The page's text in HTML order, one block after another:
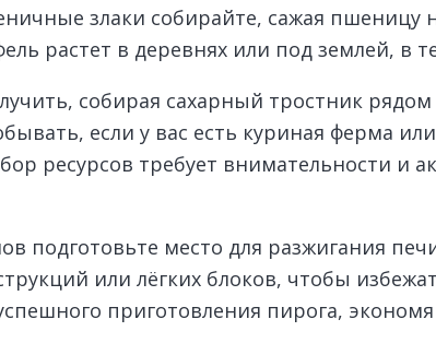
злаки собирайте, сажая
растет в деревнях или под землей, в
собирая сахарный тростник
если у вас есть куриная ферма
ресурсов требует внимательности и
подготовьте место для разжигания
или лёгких блоков, чтобы
приготовления пирога,